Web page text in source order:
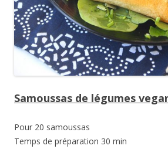
Samoussas de légumes
Pour 20 samoussas
Temps de préparation 30 min